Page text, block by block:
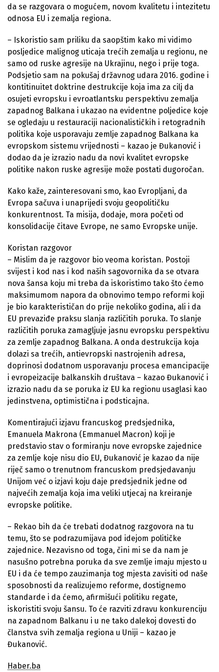
da se razgovara o mogućem, novom kvalitetu i intezitetu
odnosa EU i zemalja regiona.
– Iskoristio sam priliku da saopštim kako mi vidimo
posljedice malignog uticaja trećih zemalja u regionu, ne
samo od ruske agresije na Ukrajinu, nego i prije toga.
Podsjetio sam na pokušaj državnog udara 2016. godine i
kontitinuitet doktrine destrukcije koja ima za cilj da
osujeti evropsku i evroatlantsku perspektivu zemalja
zapadnog Balkana i ukazao na evidentne poljedice koje
se ogledaju u restauraciji nacionalističkih i retogradnih
politika koje usporavaju zemlje zapadnog Balkana ka
evropskom sistemu vrijednosti – kazao je Đukanović i
dodao da je izrazio nadu da novi kvalitet evropske
politike nakon ruske agresije može postati dugoročan.
Kako kaže, zainteresovani smo, kao Evropljani, da
Evropa sačuva i unaprijedi svoju geopolitičku
konkurentnost. Ta misija, dodaje, mora početi od
konsolidacije čitave Evrope, ne samo Evropske unije.
Koristan razgovor
– Mislim da je razgovor bio veoma koristan. Postoji
svijest i kod nas i kod naših sagovornika da se otvara
nova šansa koju mi treba da iskoristimo tako što ćemo
maksimumom napora da obnovimo tempo reformi koji
je bio karakterističan do prije nekoliko godina, ali i da
EU prevaziđe praksu slanja različitih poruka. To slanje
različitih poruka zamagljuje jasnu evropsku perspektivu
za zemlje zapadnog Balkana. A onda destrukcija koja
dolazi sa trećih, antievropski nastrojenih adresa,
doprinosi dodatnom usporavanju procesa emancipacije
i evropeizacije balkanskih društava – kazao Đukanović i
izrazio nadu da se poruka iz EU ka regionu usaglasi kao
jedinstvena, optimistična i podsticajna.
Komentirajući izjavu francuskog predsjednika,
Emanuela Makrona (Emmanuel Macron) koji je
predstavio stav o formiranju nove evropske zajednice
za zemlje koje nisu dio EU, Đukanović je kazao da nije
riječ samo o trenutnom francuskom predsjedavanju
Unijom već o izjavi koju daje predsjednik jedne od
najvećih zemalja koja ima veliki utjecaj na kreiranje
evropske politike.
– Rekao bih da će trebati dodatnog razgovora na tu
temu, što se podrazumijava pod idejom političke
zajednice. Nezavisno od toga, čini mi se da nam je
nasušno potrebna poruka da sve zemlje imaju mjesto u
EU i da će tempo zauzimanja tog mjesta zavisiti od naše
sposobnosti da realizujemo reforme, dostignemo
standarde i da ćemo, afirmišući politiku regate,
iskoristiti svoju šansu. To će razviti zdravu konkurenciju
na zapadnom Balkanu i u ne tako dalekoj dovesti do
članstva svih zemalja regiona u Uniji – kazao je
Đukanović.
Haber.ba